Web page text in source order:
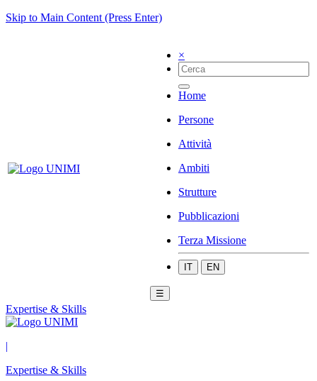
Skip to Main Content (Press Enter)
×
Home
Persone
Attività
Ambiti
Strutture
Pubblicazioni
Terza Missione
IT EN
☰
Expertise & Skills
|
Expertise & Skills